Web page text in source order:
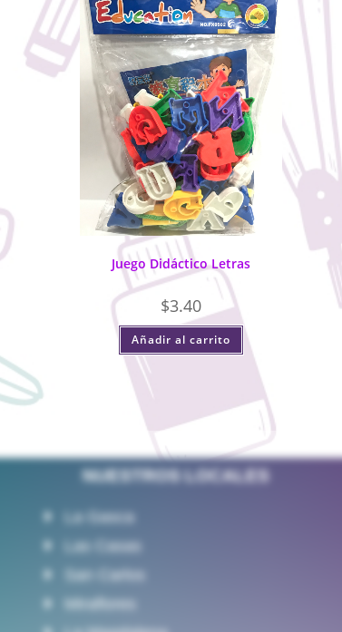
Juego Didáctico Letras
$3.40
Añadir al carrito
NUESTROS LOCALES
La Gasca
Las Casas
San Carlos
Miraflores